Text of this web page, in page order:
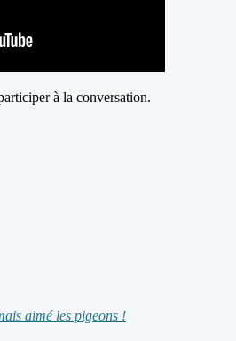
à la conversation.
aimé les pigeons !